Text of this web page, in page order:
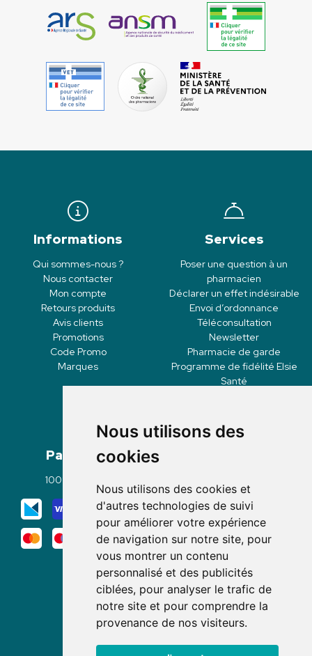
Nous utilisons des
cookies
Nous utilisons des cookies et
d'autres technologies de suivi
pour améliorer votre expérience
de navigation sur notre site, pour
vous montrer un contenu
personnalisé et des publicités
ciblées, pour analyser le trafic de
notre site et pour comprendre la
provenance de nos visiteurs.
Informations
Qui sommes-nous ?
Nous contacter
Mon compte
Retours produits
Avis clients
Promotions
Code Promo
Marques
Services
Poser une question à un
pharmacien
Déclarer un effet indésirable
Envoi d’ordonnance
Téléconsultation
Newsletter
Pharmacie de garde
Programme de fidélité Elsie
Santé
Paiement
100% sécurisé
Mode de livraison
Nous suivre